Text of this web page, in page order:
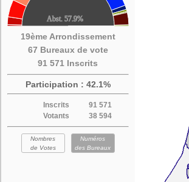
19ème Arrondissement
67 Bureaux de vote
91 571 Inscrits
Participation : 42.1%
Inscrits
91 571
Votants
38 594
Nombres
de Votes
Numéros
des Bureaux